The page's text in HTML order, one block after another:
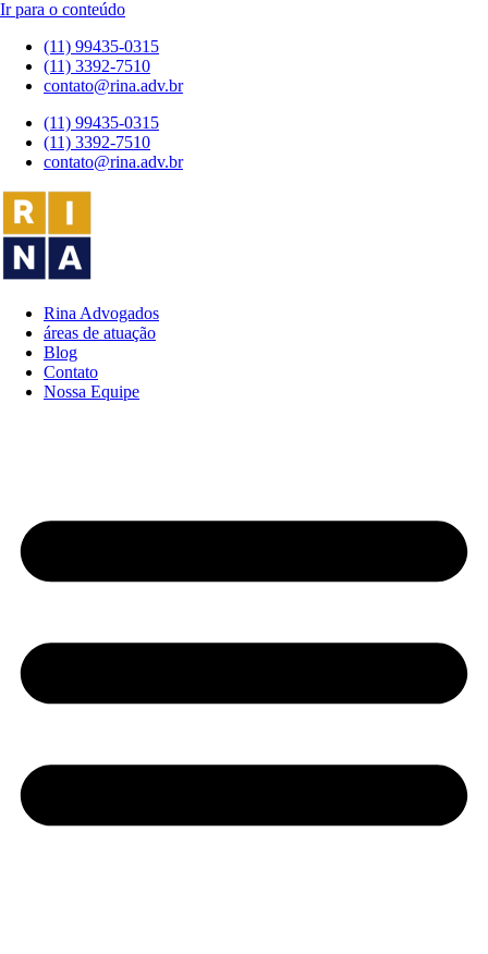
Ir para o conteúdo
(11) 99435-0315
(11) 3392-7510
contato@rina.adv.br
(11) 99435-0315
(11) 3392-7510
contato@rina.adv.br
Rina Advogados
áreas de atuação
Blog
Contato
Nossa Equipe